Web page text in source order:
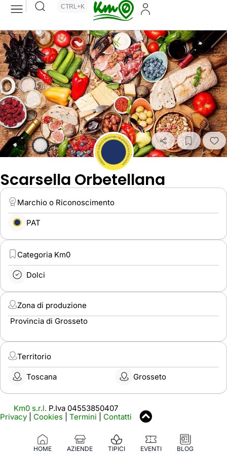
CTRL+K
HOME AZIENDE TIPICI EVENTI BLOG
Scarsella Orbetellana
Marchio o Riconoscimento
PAT
Categoria Km0
Dolci
Zona di produzione
Provincia di Grosseto
Territorio
Toscana Grosseto
Km0 s.r.l. P.Iva 04553850407
Privacy
Cookies Termini Contatti